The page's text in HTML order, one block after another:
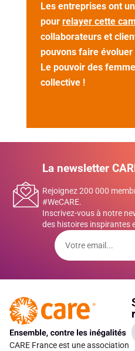
Les entreprises ont
pourrelayer cette
collaborateurs et
pouvons faire
Le pouvoir des
collective !
La newsletter
Rejoignez 200 000
#WeCARE.
Inscrivez-vous à notre
des histoires inspirantes
CARE France est une association